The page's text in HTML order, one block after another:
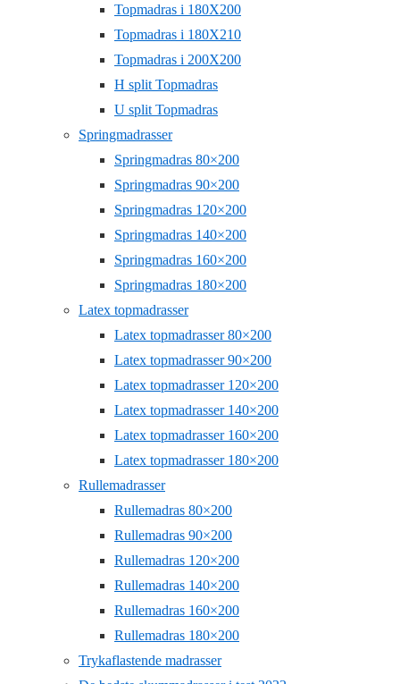
Topmadras i 180X200
Topmadras i 180X210
Topmadras i 200X200
H split Topmadras
U split Topmadras
Springmadrasser
Springmadras 80×200
Springmadras 90×200
Springmadras 120×200
Springmadras 140×200
Springmadras 160×200
Springmadras 180×200
Latex topmadrasser
Latex topmadrasser 80×200
Latex topmadrasser 90×200
Latex topmadrasser 120×200
Latex topmadrasser 140×200
Latex topmadrasser 160×200
Latex topmadrasser 180×200
Rullemadrasser
Rullemadras 80×200
Rullemadras 90×200
Rullemadras 120×200
Rullemadras 140×200
Rullemadras 160×200
Rullemadras 180×200
Trykaflastende madrasser